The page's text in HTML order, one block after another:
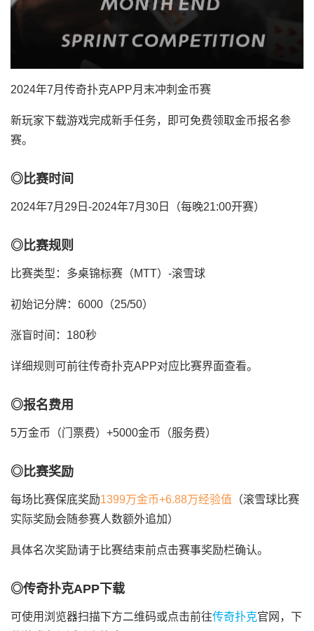
2024年7月传奇扑克APP月末冲刺金币赛
新玩家下载游戏完成新手任务，即可免费领取金币报名参
赛。
◎比赛时间
2024年7月29日-2024年7月30日（每晚21:00开赛）
◎比赛规则
比赛类型：多桌锦标赛（MTT）-滚雪球
初始记分牌：6000（25/50）
涨盲时间：180秒
详细规则可前往传奇扑克APP对应比赛界面查看。
◎报名费用
5万金币（门票费）+5000金币（服务费）
◎比赛奖励
每场比赛保底奖励1399万金币+6.88万经验值 （滚雪球比赛
实际奖励会随参赛人数额外追加）
具体名次奖励请于比赛结束前点击赛事奖励栏确认。
◎传奇扑克APP下载
可使用浏览器扫描下方二维码或点击前往传奇扑克官网，下